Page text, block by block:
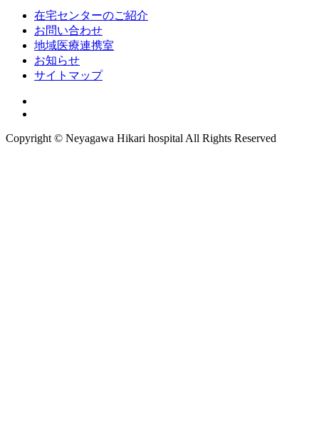
在宅センターのご紹介
お問い合わせ
地域医療連携室
お知らせ
サイトマップ
Copyright © Neyagawa Hikari hospital All Rights Reserved